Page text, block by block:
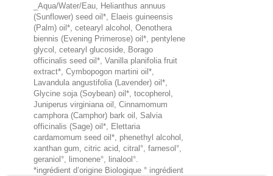
_Aqua/Water/Eau, Helianthus annuus
(Sunflower) seed oil*, Elaeis guineensis
(Palm) oil*, cetearyl alcohol, Oenothera
biennis (Evening Primerose) oil*, pentylene
glycol, cetearyl glucoside, Borago
officinalis seed oil*, Vanilla planifolia fruit
extract*, Cymbopogon martini oil*,
Lavandula angustifolia (Lavender) oil*,
Glycine soja (Soybean) oil*, tocopherol,
Juniperus virginiana oil, Cinnamomum
camphora (Camphor) bark oil, Salvia
officinalis (Sage) oil*, Elettaria
cardamomum seed oil*, phenethyl alcohol,
xanthan gum, citric acid, citral°, farnesol°,
geraniol°, limonene°, linalool°.
*ingrédient d’origine Biologique ° ingrédient